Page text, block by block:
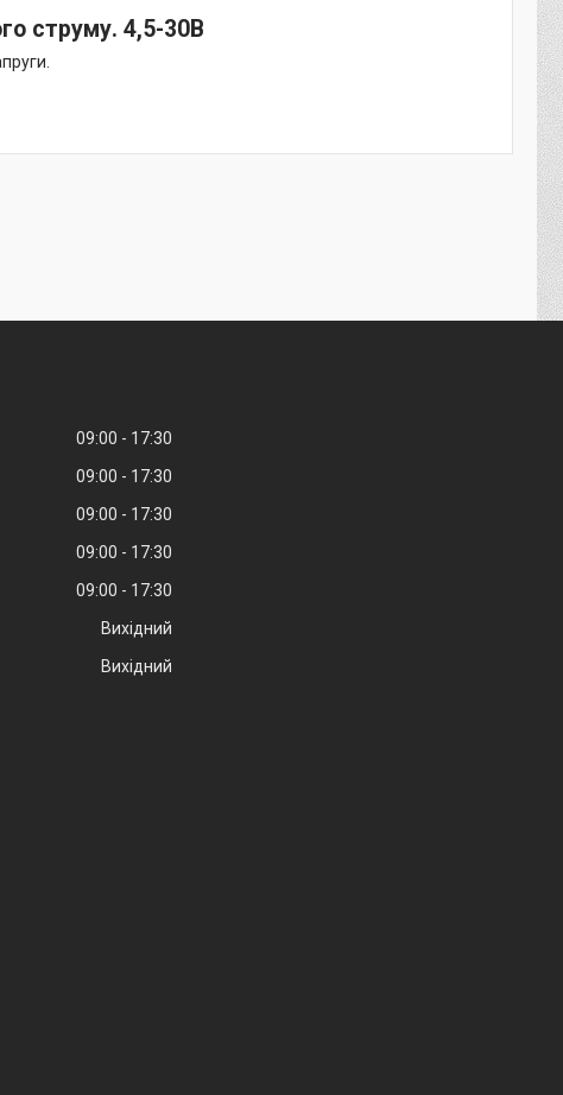
струму. 4,5-30В
09:00
17:30
09:00
17:30
09:00
17:30
09:00
17:30
09:00
17:30
Вихідний
Вихідний